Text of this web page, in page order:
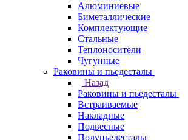
Алюминиевые
Биметаллические
Комплектующие
Стальные
Теплоносители
Чугунные
Раковины и пьедесталы
Назад
Раковины и пьедесталы
Встраиваемые
Накладные
Подвесные
Полупьедесталы